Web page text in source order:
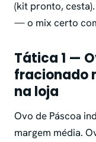
(kit pronto,
— o mix certo
Tática 1 —
fracionado
na loja
Ovo de Páscoa
margem média.